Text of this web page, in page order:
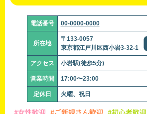
電話番号 00-0000-0000
所在地
〒133-0057
東京都江戸川区西小岩3-32-1
アクセス 小岩駅(徒歩5分)
営業時間 17:00〜23:00
定休日 火曜、祝日